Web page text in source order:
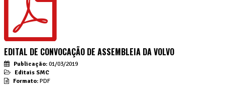
EDITAL DE CONVOCAÇÃO DE ASSEMBLEIA DA VOLVO
Publicação: 01/03/2019
Editais SMC
Formato: PDF